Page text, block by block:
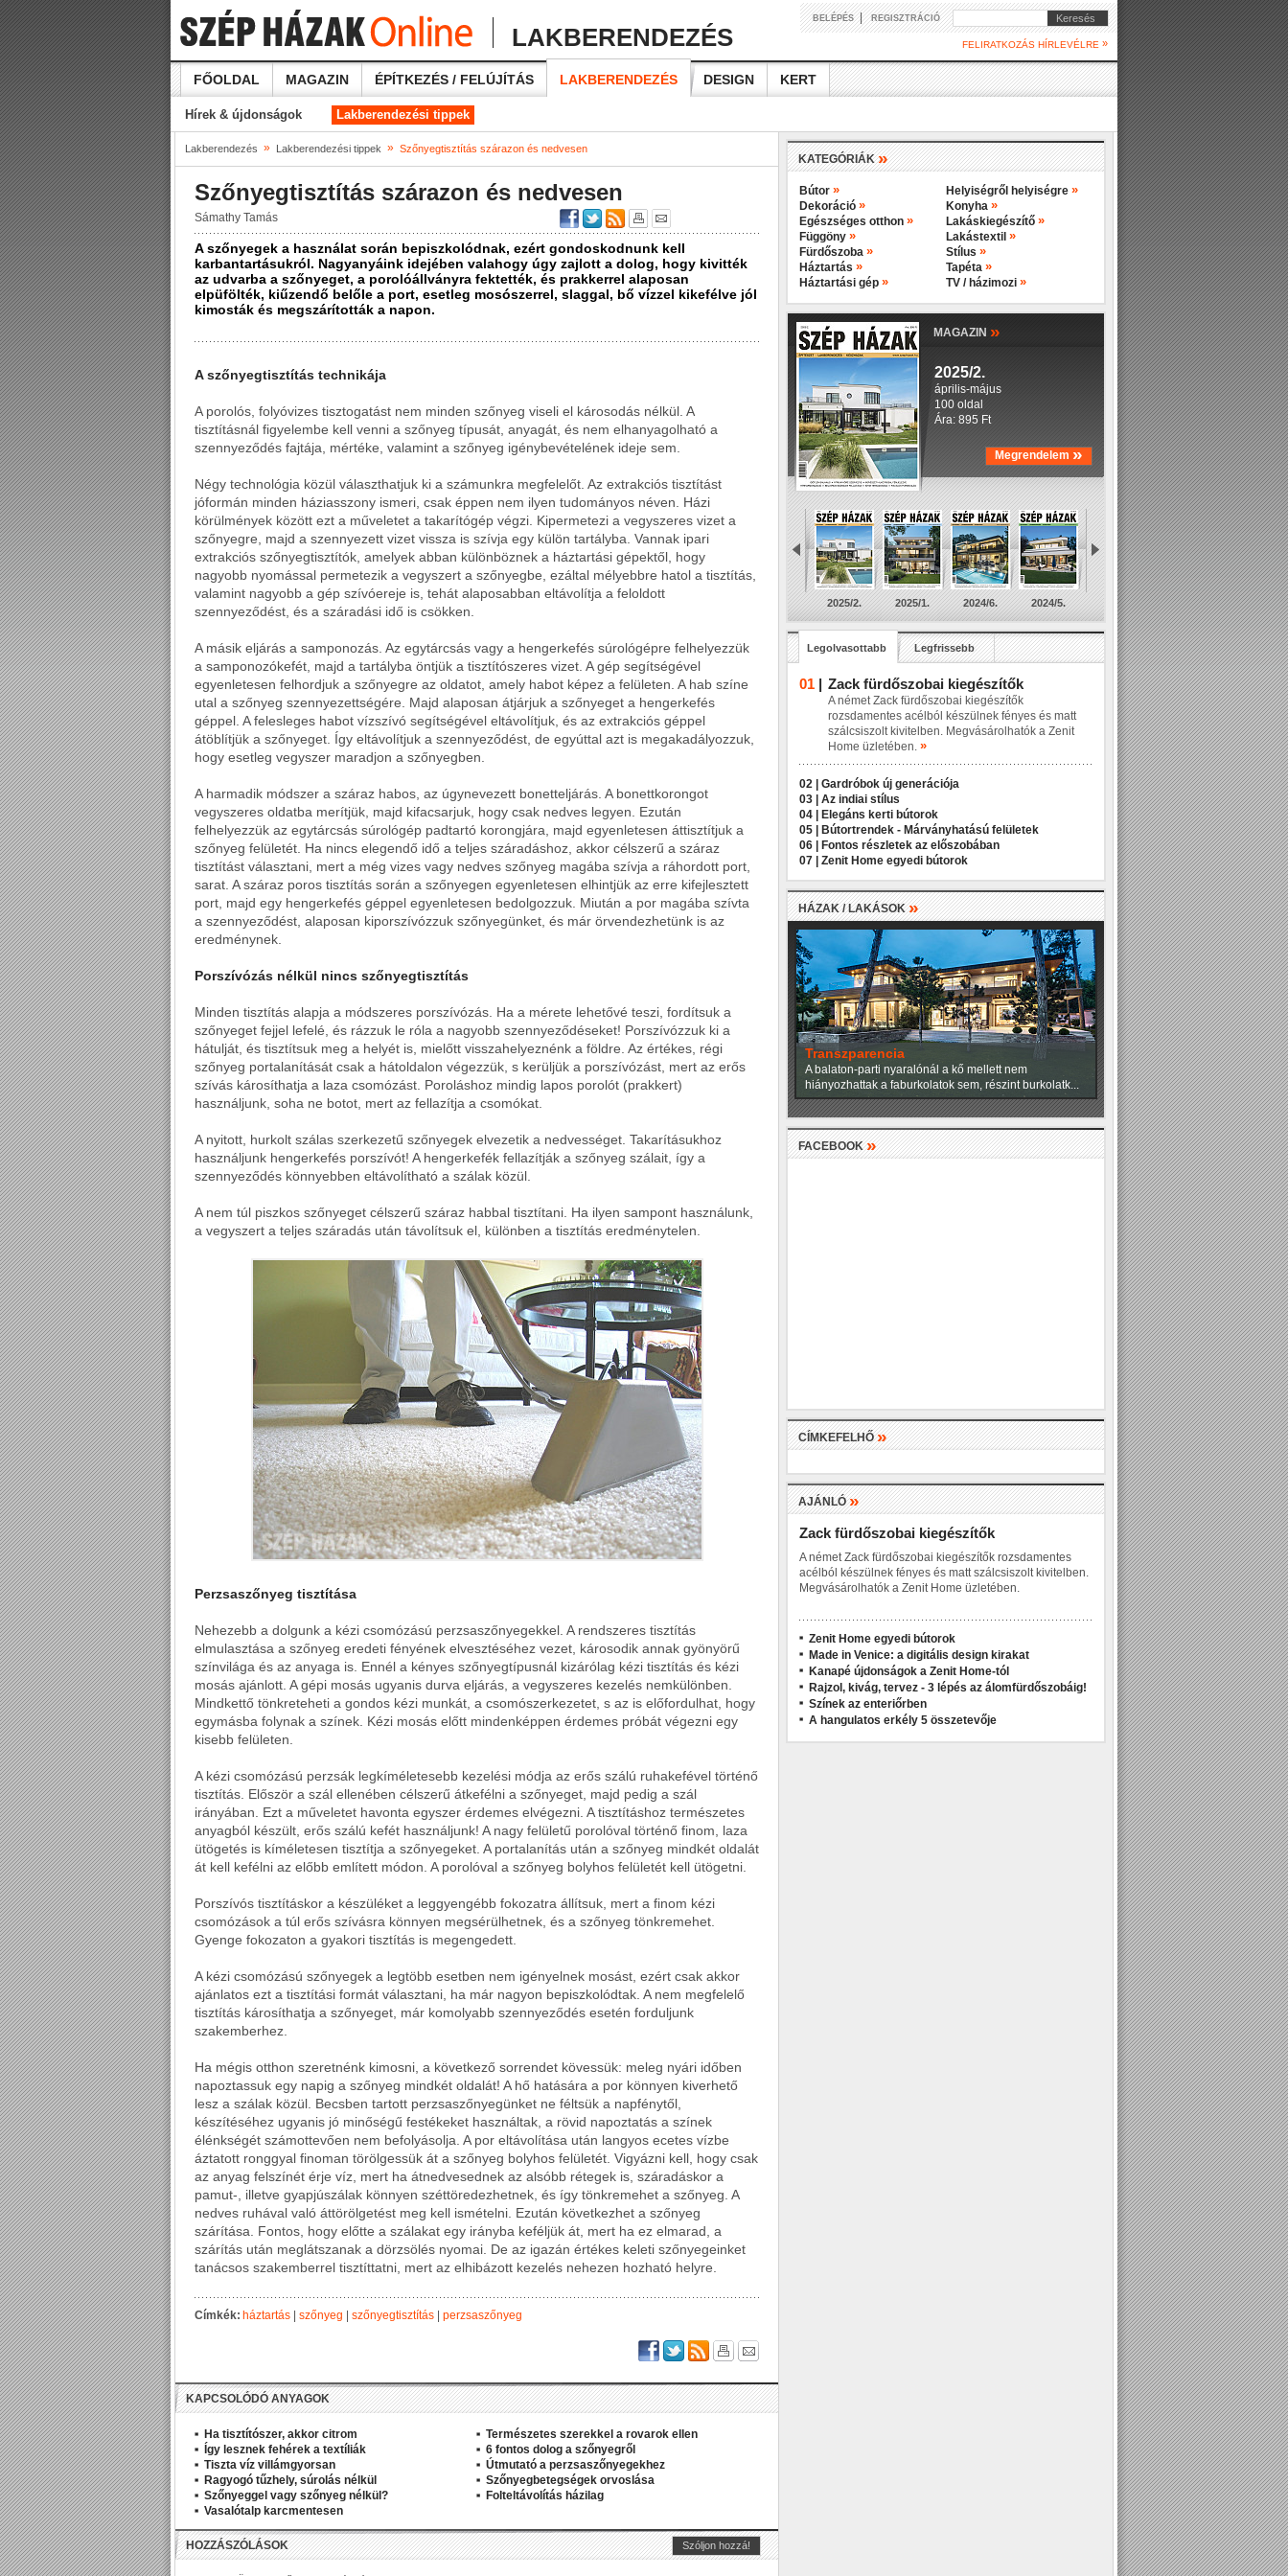
LAKBERENDEZÉS
BELÉPÉS| REGISZTRÁCIÓ Keresés
FELIRATKOZÁS HÍRLEVÉLRE »
FŐOLDAL MAGAZIN ÉPÍTKEZÉS / FELÚJÍTÁS LAKBERENDEZÉS DESIGN KERT
Hírek & újdonságok Lakberendezési tippek
Lakberendezés » Lakberendezési tippek » Szőnyegtisztítás szárazon és nedvesen
Szőnyegtisztítás szárazon és nedvesen
Sámathy Tamás
A szőnyegek a használat során bepiszkolódnak, ezért gondoskodnunk kell
karbantartásukról. Nagyanyáink idejében valahogy úgy zajlott a dolog, hogy kivitték
az udvarba a szőnyeget, a porolóállványra fektették, és prakkerrel alaposan
elpüfölték, kiűzendő belőle a port, esetleg mosószerrel, slaggal, bő vízzel kikefélve jól
kimosták és megszárították a napon.
A szőnyegtisztítás technikája
A porolós, folyóvizes tisztogatást nem minden szőnyeg viseli el károsodás nélkül. A
tisztításnál figyelembe kell venni a szőnyeg típusát, anyagát, és nem elhanyagolható a
szennyeződés fajtája, mértéke, valamint a szőnyeg igénybevételének ideje sem.
Négy technológia közül választhatjuk ki a számunkra megfelelőt. Az extrakciós tisztítást
jóformán minden háziasszony ismeri, csak éppen nem ilyen tudományos néven. Házi
körülmények között ezt a műveletet a takarítógép végzi. Kipermetezi a vegyszeres vizet a
szőnyegre, majd a szennyezett vizet vissza is szívja egy külön tartályba. Vannak ipari
extrakciós szőnyegtisztítók, amelyek abban különböznek a háztartási gépektől, hogy
nagyobb nyomással permetezik a vegyszert a szőnyegbe, ezáltal mélyebbre hatol a tisztítás,
valamint nagyobb a gép szívóereje is, tehát alaposabban eltávolítja a feloldott
szennyeződést, és a száradási idő is csökken.
A másik eljárás a samponozás. Az egytárcsás vagy a hengerkefés súrológépre felhelyezzük
a samponozókefét, majd a tartályba öntjük a tisztítószeres vizet. A gép segítségével
egyenletesen felhordjuk a szőnyegre az oldatot, amely habot képez a felületen. A hab színe
utal a szőnyeg szennyezettségére. Majd alaposan átjárjuk a szőnyeget a hengerkefés
géppel. A felesleges habot vízszívó segítségével eltávolítjuk, és az extrakciós géppel
átöblítjük a szőnyeget. Így eltávolítjuk a szennyeződést, de egyúttal azt is megakadályozzuk,
hogy esetleg vegyszer maradjon a szőnyegben.
A harmadik módszer a száraz habos, az úgynevezett bonetteljárás. A bonettkorongot
vegyszeres oldatba merítjük, majd kifacsarjuk, hogy csak nedves legyen. Ezután
felhelyezzük az egytárcsás súrológép padtartó korongjára, majd egyenletesen áttisztítjuk a
szőnyeg felületét. Ha nincs elegendő idő a teljes száradáshoz, akkor célszerű a száraz
tisztítást választani, mert a még vizes vagy nedves szőnyeg magába szívja a ráhordott port,
sarat. A száraz poros tisztítás során a szőnyegen egyenletesen elhintjük az erre kifejlesztett
port, majd egy hengerkefés géppel egyenletesen bedolgozzuk. Miután a por magába szívta
a szennyeződést, alaposan kiporszívózzuk szőnyegünket, és már örvendezhetünk is az
eredménynek.
Porszívózás nélkül nincs szőnyegtisztítás
Minden tisztítás alapja a módszeres porszívózás. Ha a mérete lehetővé teszi, fordítsuk a
szőnyeget fejjel lefelé, és rázzuk le róla a nagyobb szennyeződéseket! Porszívózzuk ki a
hátulját, és tisztítsuk meg a helyét is, mielőtt visszahelyeznénk a földre. Az értékes, régi
szőnyeg portalanítását csak a hátoldalon végezzük, s kerüljük a porszívózást, mert az erős
szívás károsíthatja a laza csomózást. Poroláshoz mindig lapos porolót (prakkert)
használjunk, soha ne botot, mert az fellazítja a csomókat.
A nyitott, hurkolt szálas szerkezetű szőnyegek elvezetik a nedvességet. Takarításukhoz
használjunk hengerkefés porszívót! A hengerkefék fellazítják a szőnyeg szálait, így a
szennyeződés könnyebben eltávolítható a szálak közül.
A nem túl piszkos szőnyeget célszerű száraz habbal tisztítani. Ha ilyen sampont használunk,
a vegyszert a teljes száradás után távolítsuk el, különben a tisztítás eredménytelen.
Perzsaszőnyeg tisztítása
Nehezebb a dolgunk a kézi csomózású perzsaszőnyegekkel. A rendszeres tisztítás
elmulasztása a szőnyeg eredeti fényének elvesztéséhez vezet, károsodik annak gyönyörű
színvilága és az anyaga is. Ennél a kényes szőnyegtípusnál kizárólag kézi tisztítás és kézi
mosás ajánlott. A gépi mosás ugyanis durva eljárás, a vegyszeres kezelés nemkülönben.
Mindkettő tönkreteheti a gondos kézi munkát, a csomószerkezetet, s az is előfordulhat, hogy
egymásba folynak a színek. Kézi mosás előtt mindenképpen érdemes próbát végezni egy
kisebb felületen.
A kézi csomózású perzsák legkíméletesebb kezelési módja az erős szálú ruhakefével történő
tisztítás. Először a szál ellenében célszerű átkefélni a szőnyeget, majd pedig a szál
irányában. Ezt a műveletet havonta egyszer érdemes elvégezni. A tisztításhoz természetes
anyagból készült, erős szálú kefét használjunk! A nagy felületű porolóval történő finom, laza
ütögetés is kíméletesen tisztítja a szőnyegeket. A portalanítás után a szőnyeg mindkét oldalát
át kell kefélni az előbb említett módon. A porolóval a szőnyeg bolyhos felületét kell ütögetni.
Porszívós tisztításkor a készüléket a leggyengébb fokozatra állítsuk, mert a finom kézi
csomózások a túl erős szívásra könnyen megsérülhetnek, és a szőnyeg tönkremehet.
Gyenge fokozaton a gyakori tisztítás is megengedett.
A kézi csomózású szőnyegek a legtöbb esetben nem igényelnek mosást, ezért csak akkor
ajánlatos ezt a tisztítási formát választani, ha már nagyon bepiszkolódtak. A nem megfelelő
tisztítás károsíthatja a szőnyeget, már komolyabb szennyeződés esetén forduljunk
szakemberhez.
Ha mégis otthon szeretnénk kimosni, a következő sorrendet kövessük: meleg nyári időben
napoztassuk egy napig a szőnyeg mindkét oldalát! A hő hatására a por könnyen kiverhető
lesz a szálak közül. Becsben tartott perzsaszőnyegünket ne féltsük a napfénytől,
készítéséhez ugyanis jó minőségű festékeket használtak, a rövid napoztatás a színek
élénkségét számottevően nem befolyásolja. A por eltávolítása után langyos ecetes vízbe
áztatott ronggyal finoman törölgessük át a szőnyeg bolyhos felületét. Vigyázni kell, hogy csak
az anyag felszínét érje víz, mert ha átnedvesednek az alsóbb rétegek is, száradáskor a
pamut-, illetve gyapjúszálak könnyen széttöredezhetnek, és így tönkremehet a szőnyeg. A
nedves ruhával való áttörölgetést meg kell ismételni. Ezután következhet a szőnyeg
szárítása. Fontos, hogy előtte a szálakat egy irányba keféljük át, mert ha ez elmarad, a
szárítás után meglátszanak a dörzsölés nyomai. De az igazán értékes keleti szőnyegeinket
tanácsos szakemberrel tisztíttatni, mert az elhibázott kezelés nehezen hozható helyre.
Címkék: háztartás szőnyeg szőnyegtisztítás perzsaszőnyeg
KAPCSOLÓDÓ ANYAGOK
Ha tisztítószer, akkor citrom
Így lesznek fehérek a textíliák
Tiszta víz villámgyorsan
Ragyogó tűzhely, súrolás nélkül
Szőnyeggel vagy szőnyeg nélkül?
Vasalótalp karcmentesen
Természetes szerekkel a rovarok ellen
6 fontos dolog a szőnyegről
Útmutató a perzsaszőnyegekhez
Szőnyegbetegségek orvoslása
Folteltávolítás házilag
KATEGÓRIÁK»
Bútor »
Dekoráció »
Egészséges otthon »
Függöny »
Fürdőszoba »
Háztartás »
Háztartási gép »
Helyiségről helyiségre »
Konyha »
Lakáskiegészítő »
Lakástextil »
Stílus »
Tapéta »
TV / házimozi »
MAGAZIN »
2025/2.
április-május
100 oldal
Ára: 895 Ft
Megrendelem »
2025/2. 2025/1. 2024/6. 2024/5.
Legolvasottabb Legfrissebb
01 | Zack fürdőszobai kiegészítők
A német Zack fürdőszobai kiegészítők
rozsdamentes acélból készülnek fényes és matt
szálcsiszolt kivitelben. Megvásárolhatók a Zenit
Home üzletében. »
02 |
Gardróbok új generációja
03 |
Az indiai stílus
04 |
Elegáns kerti bútorok
05 |
Bútortrendek - Márványhatású felületek
06 |
Fontos részletek az előszobában
07 |
Zenit Home egyedi bútorok
HÁZAK / LAKÁSOK »
Miami hangulat
A neves építésziroda tervezői a családi házat úgy
alkották meg, hogy a fenyők uralta csodálatos...
FACEBOOK»
CÍMKEFELHŐ»
AJÁNLÓ»
Zack fürdőszobai kiegészítők
A német Zack fürdőszobai kiegészítők rozsdamentes
acélból készülnek fényes és matt szálcsiszolt kivitelben.
Megvásárolhatók a Zenit Home üzletében.
Zenit Home egyedi bútorok
Made in Venice: a digitális design kirakat
Kanapé újdonságok a Zenit Home-tól
Rajzol, kivág, tervez - 3 lépés az álomfürdőszobáig!
Színek az enteriőrben
A hangulatos erkély 5 összetevője